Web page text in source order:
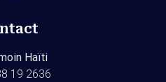
Haïti
19 2636